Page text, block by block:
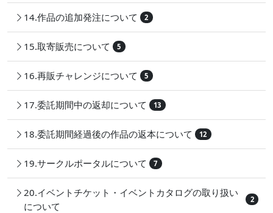
14.作品の追加発注について 2
15.取寄販売について 5
16.再販チャレンジについて 5
17.委託期間中の返却について 13
18.委託期間経過後の作品の返本について 12
19.サークルポータルについて 7
20.イベントチケット・イベントカタログの取り扱い
について
2